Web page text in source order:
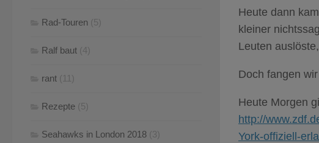
Heute dann
kleiner
Leuten
Doch fangen
Heute Morgen
http://
York-offiziell-
Rad-Touren (5)
Ralf baut (4)
rant (11)
Rezepte (5)
Seahawks in London 2018 (3)